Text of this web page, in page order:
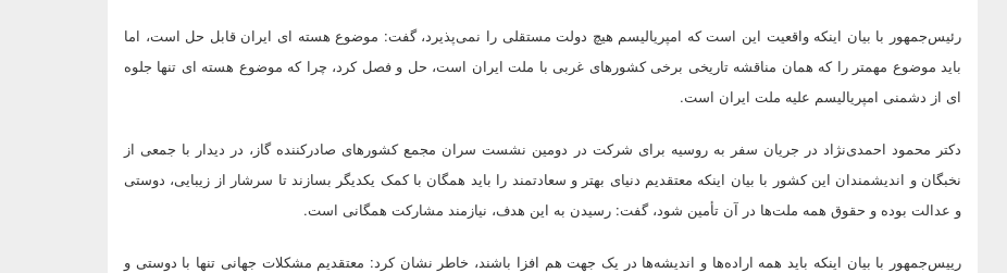
رئیس‌جمهور با بیان اینکه واقعیت این است که امپریالیسم هیچ دولت مستقلی را نمی‌پذیرد، گفت: موضوع هسته ای ایران قابل حل است، اما
باید موضوع مهمتر را که همان مناقشه تاریخی برخی کشورهای غربی با ملت ایران است، حل و فصل کرد، چرا که موضوع هسته ای تنها جلوه
ای از دشمنی امپریالیسم علیه ملت ایران است.
دکتر محمود احمدی‌نژاد در جریان سفر به روسیه برای شرکت در دومین نشست سران مجمع کشورهای صادرکننده گاز، در دیدار با جمعی از
نخبگان و اندیشمندان این کشور با بیان اینکه معتقدیم دنیای بهتر و سعادتمند را باید همگان با کمک یکدیگر بسازند تا سرشار از زیبایی، دوستی
و عدالت بوده و حقوق همه ملت‌ها در آن تأمین شود، گفت: رسیدن به این هدف، نیازمند مشارکت همگانی است.
رییس‌جمهور با بیان اینکه باید همه اراده‌ها و اندیشه‌ها در یک جهت هم افزا باشند، خاطر نشان کرد: معتقدیم مشکلات جهانی تنها با دوستی و